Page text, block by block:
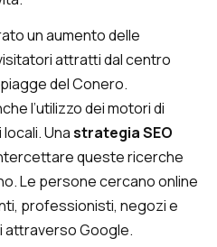
un aumento delle
attratti dal centro
del Conero.
l’utilizzo dei motori di
Unastrategia SEO
queste ricerche
Le persone cercano online
professionisti, negozi e
attraverso Google.